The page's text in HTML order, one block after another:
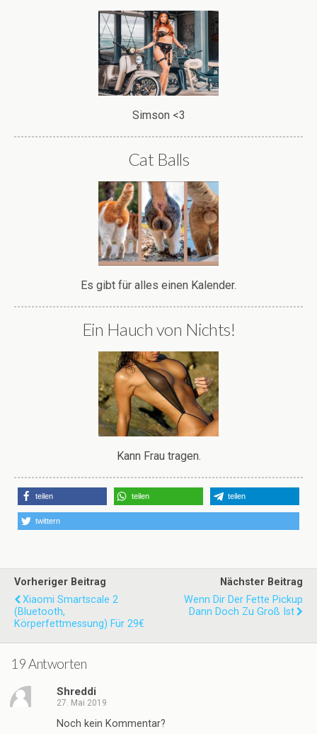
Simson <3
Cat Balls
Es gibt für alles einen Kalender.
Ein Hauch von Nichts!
Kann Frau tragen.
teilen teilen teilen
twittern
Vorheriger Beitrag
Xiaomi Smartscale 2
(Bluetooth,
Körperfettmessung) Für 29€
Nächster Beitrag
Wenn Dir Der Fette Pickup
Dann Doch Zu Groß Ist
19 Antworten
Shreddi
27. Mai 2019
Noch kein Kommentar?